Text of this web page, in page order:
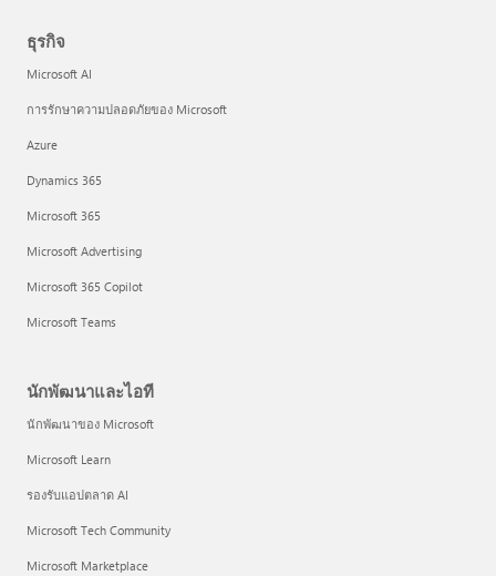
ธุรกิจ
Microsoft AI
การรักษาความปลอดภัยของ Microsoft
Azure
Dynamics 365
Microsoft 365
Microsoft Advertising
Microsoft 365 Copilot
Microsoft Teams
นักพัฒนาและไอที
นักพัฒนาของ Microsoft
Microsoft Learn
รองรับแอปตลาด AI
Microsoft Tech Community
Microsoft Marketplace